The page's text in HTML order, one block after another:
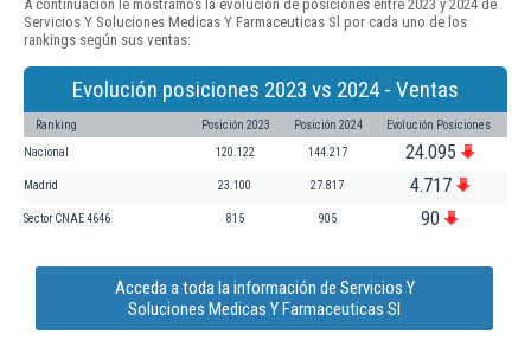
A continuación le mostramos la evolución de posiciones entre 2023 y 2024 de
Servicios Y Soluciones Medicas Y Farmaceuticas Sl por cada uno de los
rankings según sus ventas:
Evolución posiciones 2023 vs 2024 - Ventas
Ranking Posición 2023 Posición 2024 Evolución Posiciones
Nacional 120.122 144.217 24.095
Madrid 23.100 27.817 4.717
Sector CNAE 4646 815 905 90
Acceda a toda la información de Servicios Y
Soluciones Medicas Y Farmaceuticas Sl